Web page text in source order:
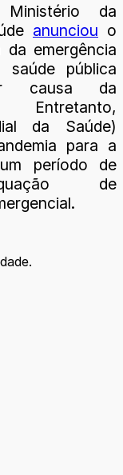
da
anunciou o
da emergência
saúde pública
causa da
da Saúde)
para a
período de
de